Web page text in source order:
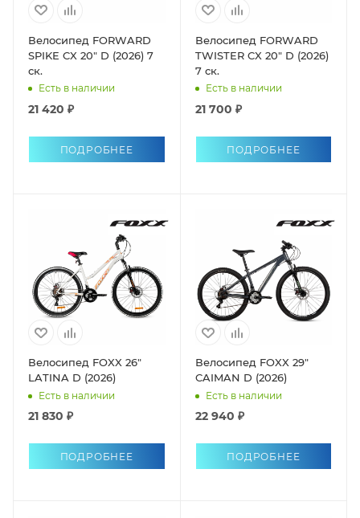
Велосипед FORWARD
SPIKE CX 20" D (2026) 7
ск.
Есть в наличии
21 420 ₽
ПОДРОБНЕЕ
Велосипед FORWARD
TWISTER CX 20" D (2026)
7 ск.
Есть в наличии
21 700 ₽
ПОДРОБНЕЕ
Велосипед FOXX 26"
LATINA D (2026)
Есть в наличии
21 830 ₽
ПОДРОБНЕЕ
Велосипед FOXX 29"
CAIMAN D (2026)
Есть в наличии
22 940 ₽
ПОДРОБНЕЕ